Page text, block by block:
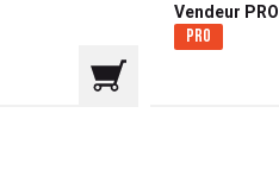
Vendeur PRO
Pro